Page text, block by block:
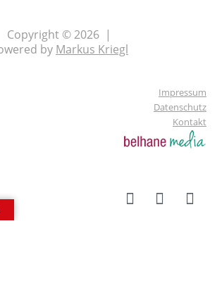
Copyright © 2026 |
by Markus Kriegl
Impressum
Datenschutz
Kontakt